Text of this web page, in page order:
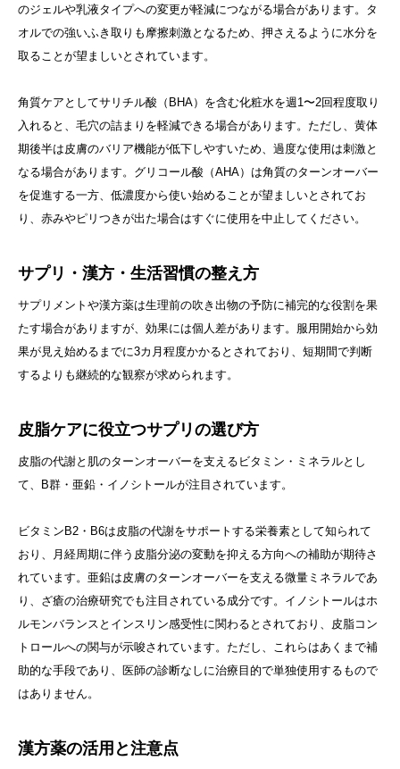
のジェルや乳液タイプへの変更が軽減につながる場合があります。タ
オルでの強いふき取りも摩擦刺激となるため、押さえるように水分を
取ることが望ましいとされています。
角質ケアとしてサリチル酸（BHA）を含む化粧水を週1〜2回程度取り
入れると、毛穴の詰まりを軽減できる場合があります。ただし、黄体
期後半は皮膚のバリア機能が低下しやすいため、過度な使用は刺激と
なる場合があります。グリコール酸（AHA）は角質のターンオーバー
を促進する一方、低濃度から使い始めることが望ましいとされてお
り、赤みやピリつきが出た場合はすぐに使用を中止してください。
サプリ・漢方・生活習慣の整え方
サプリメントや漢方薬は生理前の吹き出物の予防に補完的な役割を果
たす場合がありますが、効果には個人差があります。服用開始から効
果が見え始めるまでに3カ月程度かかるとされており、短期間で判断
するよりも継続的な観察が求められます。
皮脂ケアに役立つサプリの選び方
皮脂の代謝と肌のターンオーバーを支えるビタミン・ミネラルとし
て、B群・亜鉛・イノシトールが注目されています。
ビタミンB2・B6は皮脂の代謝をサポートする栄養素として知られて
おり、月経周期に伴う皮脂分泌の変動を抑える方向への補助が期待さ
れています。亜鉛は皮膚のターンオーバーを支える微量ミネラルであ
り、ざ瘡の治療研究でも注目されている成分です。イノシトールはホ
ルモンバランスとインスリン感受性に関わるとされており、皮脂コン
トロールへの関与が示唆されています。ただし、これらはあくまで補
助的な手段であり、医師の診断なしに治療目的で単独使用するもので
はありません。
漢方薬の活用と注意点